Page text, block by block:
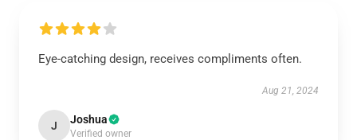
Eye-catching design, receives compliments often.
Aug 21, 2024
J Joshua
Verified owner